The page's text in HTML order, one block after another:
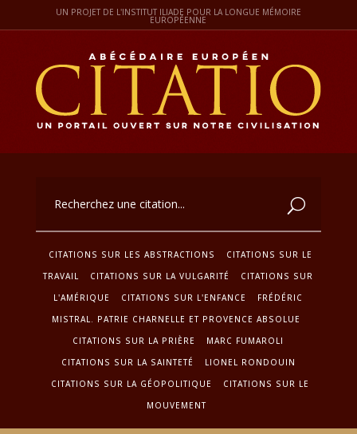
UN PROJET DE L'INSTITUT ILIADE POUR LA LONGUE MÉMOIRE
EUROPÉENNE
CITATIONS SUR LES ABSTRACTIONS
CITATIONS SUR LE
TRAVAIL
CITATIONS SUR LA VULGARITÉ
CITATIONS SUR
L'AMÉRIQUE
CITATIONS SUR L'ENFANCE
FRÉDÉRIC
MISTRAL. PATRIE CHARNELLE ET PROVENCE ABSOLUE
CITATIONS SUR LA PRIÈRE
MARC FUMAROLI
CITATIONS SUR LA SAINTETÉ
LIONEL RONDOUIN
CITATIONS SUR LA GÉOPOLITIQUE
CITATIONS SUR LE
MOUVEMENT